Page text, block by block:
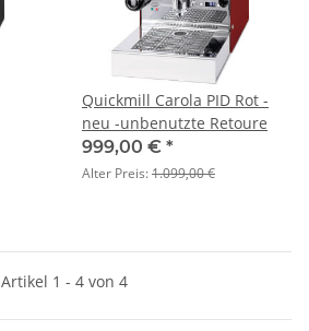
Quickmill Carola PID Rot -
neu -unbenutzte Retoure
999,00 € *
Alter Preis:1.099,00 €
Artikel 1 - 4 von 4